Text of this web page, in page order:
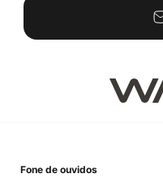
Fone de ouvidos